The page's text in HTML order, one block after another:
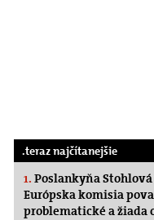
.teraz najčítanejšie
1. Poslankyňa
Európska komisia
problematické a žiada